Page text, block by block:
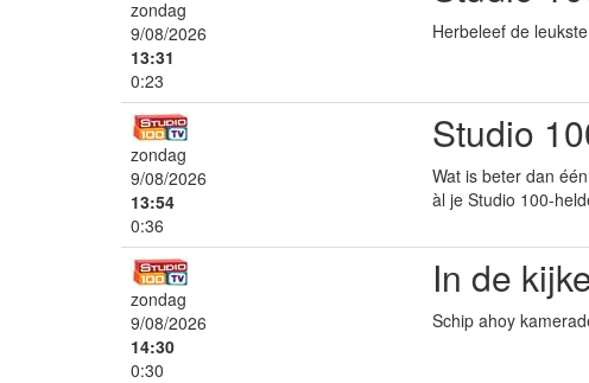
zondag
9/08/2026
13:31
0:23
Herbeleef de
zondag
9/08/2026
13:54
0:36
Studio
Wat is beter dan
àl je Studio 100-
zondag
9/08/2026
14:30
0:30
In de
Schip ahoy